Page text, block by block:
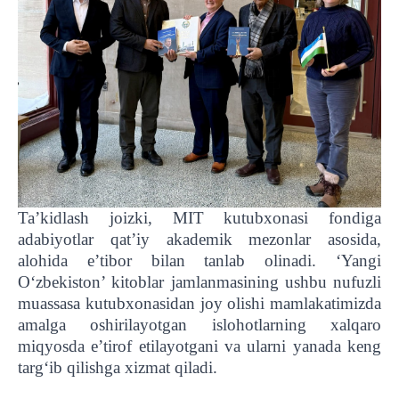
Ta’kidlash joizki, MIT kutubxonasi fondiga
adabiyotlar qat’iy akademik mezonlar asosida,
alohida e’tibor bilan tanlab olinadi. ‘Yangi
O‘zbekiston’ kitoblar jamlanmasining ushbu nufuzli
muassasa kutubxonasidan joy olishi mamlakatimizda
amalga oshirilayotgan islohotlarning xalqaro
miqyosda e’tirof etilayotgani va ularni yanada keng
targ‘ib qilishga xizmat qiladi.